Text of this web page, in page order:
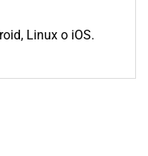
Linux o iOS.